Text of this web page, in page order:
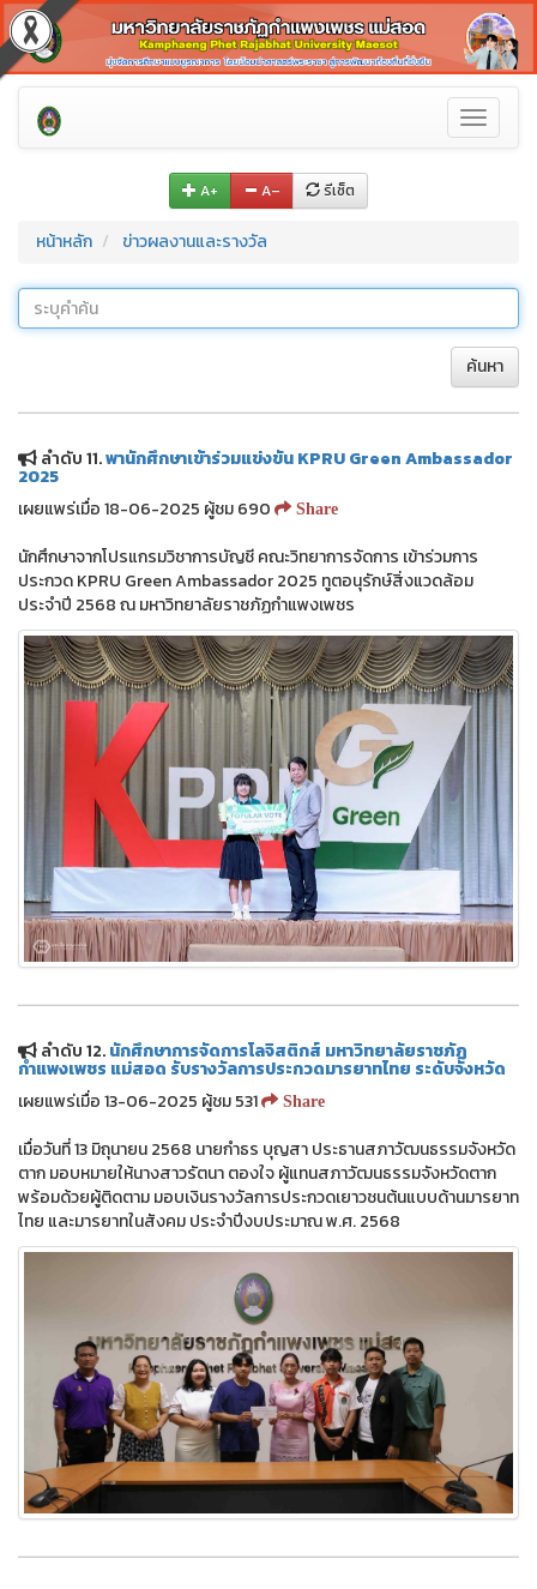
Toggle
A+ A– รีเซ็ต
หน้าหลัก ข่าวผลงานและรางวัล
ค้นหา
ลำดับ 11.พานักศึกษาเข้าร่วมแข่งขัน KPRU Green Ambassador
2025
เผยแพร่เมื่อ 18-06-2025 ผู้ชม 690
Share
นักศึกษาจากโปรแกรมวิชาการบัญชี คณะวิทยาการจัดการ เข้าร่วมการ
ประกวด KPRU Green Ambassador 2025 ทูตอนุรักษ์สิ่งแวดล้อม
ประจำปี 2568 ณ มหาวิทยาลัยราชภัฏกำแพงเพชร
ลำดับ 12.นักศึกษาการจัดการโลจิสติกส์ มหาวิทยาลัยราชภัฏ
กำแพงเพชร แม่สอด รับรางวัลการประกวดมารยาทไทย ระดับจังหวัด
เผยแพร่เมื่อ 13-06-2025 ผู้ชม 531
Share
เมื่อวันที่ 13 มิถุนายน 2568 นายกำธร บุญสา ประธานสภาวัฒนธรรมจังหวัด
ตาก มอบหมายให้นางสาวรัตนา ตองใจ ผู้แทนสภาวัฒนธรรมจังหวัดตาก
พร้อมด้วยผู้ติดตาม มอบเงินรางวัลการประกวดเยาวชนต้นแบบด้านมารยาท
ไทย และมารยาทในสังคม ประจำปีงบประมาณ พ.ศ. 2568